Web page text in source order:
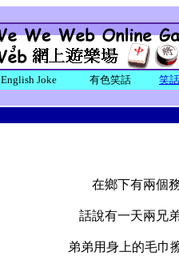
English Joke 有色笑話 笑
在鄉下有兩個
話說有一天兩兄
弟弟用身上的毛巾